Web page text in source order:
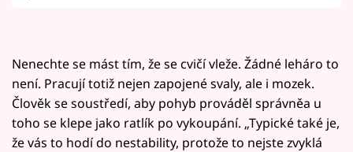
Nenechte se mást tím, že se cvičí vleže. Žádné leháro to
není. Pracují totiž nejen zapojené svaly, ale i mozek.
Člověk se soustředí, aby pohyb prováděl správněa u
toho se klepe jako ratlík po vykoupání. „Typické také je,
že vás to hodí do nestability, protože to nejste zvyklá